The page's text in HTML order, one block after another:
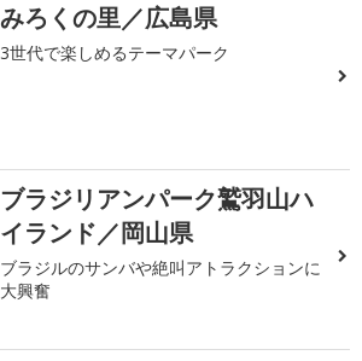
みろくの里／広島県
3世代で楽しめるテーマパーク
ブラジリアンパーク鷲羽山ハ
イランド／岡山県
ブラジルのサンバや絶叫アトラクションに
大興奮